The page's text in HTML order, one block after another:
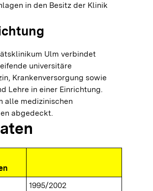
in den Besitz der Klinik
Ulm verbindet
universitäre
Krankenversorgung sowie
Lehre in einer Einrichtung.
alle medizinischen
abgedeckt.
1995/2002